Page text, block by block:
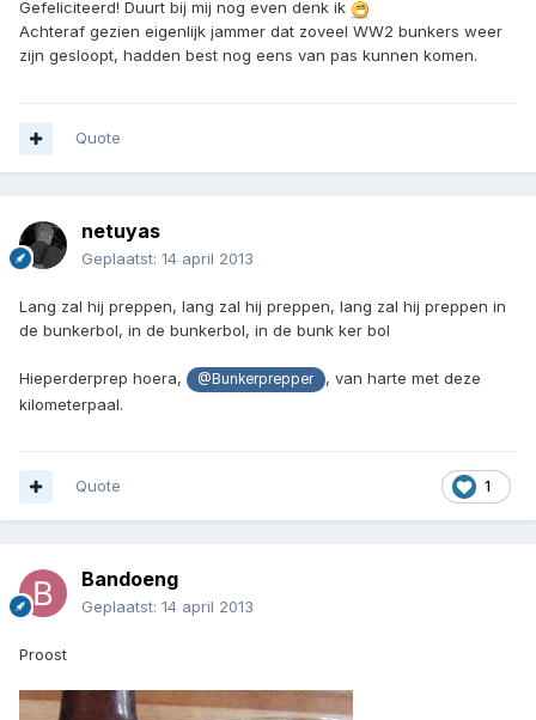
Gefeliciteerd! Duurt bij mij nog even denk ik
Achteraf gezien eigenlijk jammer dat zoveel WW2 bunkers weer
zijn gesloopt, hadden best nog eens van pas kunnen komen.
Quote
netuyas
Geplaatst: 14 april 2013
Lang zal hij preppen, lang zal hij preppen, lang zal hij preppen in
de bunkerbol, in de bunkerbol, in de bunk ker bol
Hieperderprep hoera, @Bunkerprepper
, van harte met deze
kilometerpaal.
1
Quote
Bandoeng
Geplaatst: 14 april 2013
Proost